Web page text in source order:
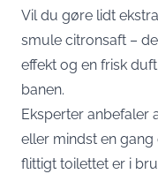
Vil du gøre lidt
smule citronsaft –
effekt og en frisk
banen.
Eksperter anbefaler
eller mindst en
flittigt toilettet er i